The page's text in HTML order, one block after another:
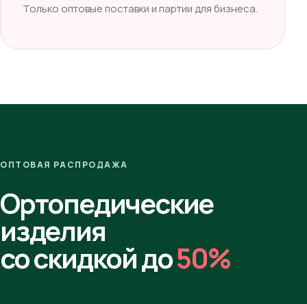
Только оптовые поставки и партии для бизнеса.
ОПТОВАЯ РАСПРОДАЖА
Ортопедические
изделия
со скидкой до50%